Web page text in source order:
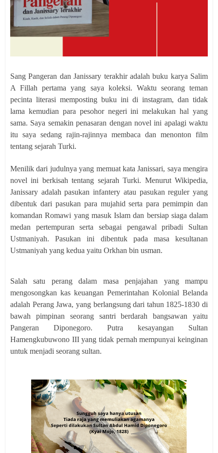
Sang Pangeran dan Janissary terakhir adalah buku karya Salim
A Fillah pertama yang saya koleksi. Waktu seorang teman
pecinta literasi memposting buku ini di instagram, dan tidak
lama kemudian para pesohor negeri ini melakukan hal yang
sama. Saya semakin penasaran dengan novel ini apalagi waktu
itu saya sedang rajin-rajinnya membaca dan menonton film
tentang sejarah Turki.
Menilik dari judulnya yang memuat kata Janissari, saya mengira
novel ini berkisah tentang sejarah Turki. Menurut Wikipedia,
Janissary adalah pasukan infantery atau pasukan reguler yang
dibentuk dari pasukan para mujahid serta para pemimpin dan
komandan Romawi yang masuk Islam dan bersiap siaga dalam
medan pertempuran serta sebagai pengawal pribadi Sultan
Ustmaniyah. Pasukan ini dibentuk pada masa kesultanan
Ustmaniyah yang kedua yaitu Orkhan bin usman.
Salah satu perang dalam masa penjajahan yang mampu
mengosongkan kas keuangan Pemerintahan Kolonial Belanda
adalah Perang Jawa, yang berlangsung dari tahun 1825-1830 di
bawah pimpinan seorang santri berdarah bangsawan yaitu
Pangeran Diponegoro. Putra kesayangan Sultan
Hamengkubuwono III yang tidak pernah mempunyai keinginan
untuk menjadi seorang sultan.